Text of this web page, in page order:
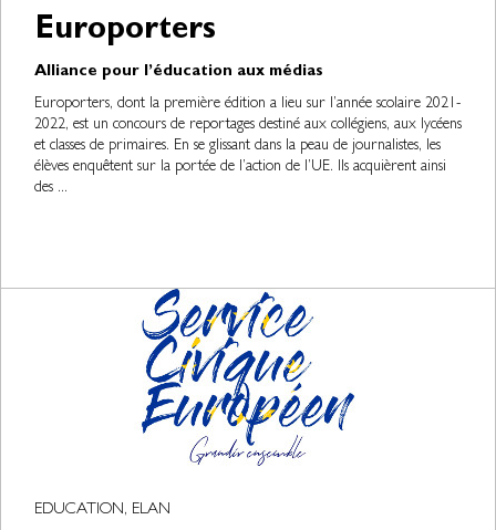
Europorters
Alliance pour l’éducation aux médias
Europorters, dont la première édition a lieu sur l’année scolaire 2021-
2022, est un concours de reportages destiné aux collégiens, aux lycéens
et classes de primaires. En se glissant dans la peau de journalistes, les
élèves enquêtent sur la portée de l’action de l’UE. Ils acquièrent ainsi
des ...
EDUCATION, ELAN